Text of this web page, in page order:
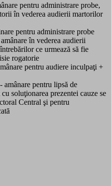
pentru administrare probe,
în vederea audierii martorilor
pentru administrare probe
în vederea audierii
ce urmează să fie
rogatorie
pentru audiere inculpaţi +
pentru lipsă de
soluţionarea prezentei cauze se
Central şi pentru